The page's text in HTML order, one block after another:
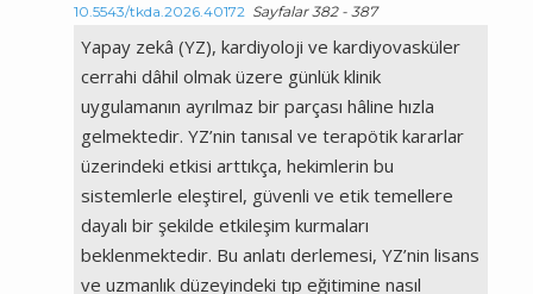
10.5543/tkda.2026.40172 Sayfalar 382 - 387
Yapay zekâ (YZ), kardiyoloji ve kardiyovasküler
cerrahi dâhil olmak üzere günlük klinik
uygulamanın ayrılmaz bir parçası hâline hızla
gelmektedir. YZ’nin tanısal ve terapötik kararlar
üzerindeki etkisi arttıkça, hekimlerin bu
sistemlerle eleştirel, güvenli ve etik temellere
dayalı bir şekilde etkileşim kurmaları
beklenmektedir. Bu anlatı derlemesi, YZ’nin lisans
ve uzmanlık düzeyindeki tıp eğitimine nasıl